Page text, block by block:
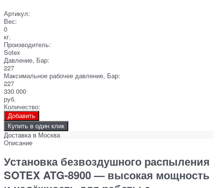
Артикул:
Вес:
0
кг.
Производитель:
Sotex
Давление, Бар:
227
Максимальное рабочее давление, Бар:
227
330 000
руб.
Количество:
Добавить
Купить в один клик
Доставка в Москва
Описание
Установка безвоздушного распыления
SOTEX ATG-8900 — высокая мощность